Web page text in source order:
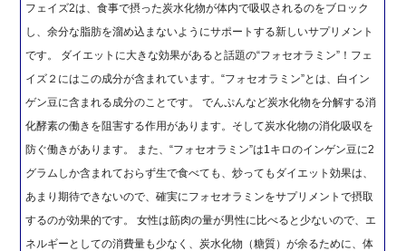
フェイズ2は、食事で摂った炭水化物が体内で吸収されるのをブロック
し、余分な脂肪を溜め込まないようにサポートする新しいサプリメント
です。 ダイエットに大きな効果があると話題の“フォセオラミン”！フェ
イズ２にはこの成分が含まれています。“フォセオラミン”とは、白イン
ゲン豆に含まれる成分のことです。 でんぷんなど炭水化物を分解する消
化酵素の働きを阻害する作用があります。そして炭水化物の消化吸収を
防ぐ働きがあります。 また、“フォセオラミン”は1キロのインゲン豆に2
グラムしか含まれておらず生で食べても、炒ってもダイエット効果は、
あまり期待できないので、確実にフォセオラミンをサプリメントで摂取
するのが効果的です。 女性は筋肉の量が男性に比べると少ないので、エ
ネルギーとしての消費量も少なく、炭水化物（糖質）が余るために、体